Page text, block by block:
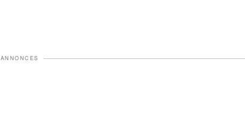
ANNONCES